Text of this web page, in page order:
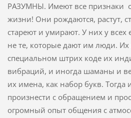
РАЗУМНЫ. Имеют все признаки
жизни! Они рождаются, растут,
стареют и умирают. У них у всех
не те, которые дают им люди.
специальном штрих коде их
вибраций, и иногда шаманы и
их имена, как набор букв.
произнести с обращением и
огромный опыт общения с